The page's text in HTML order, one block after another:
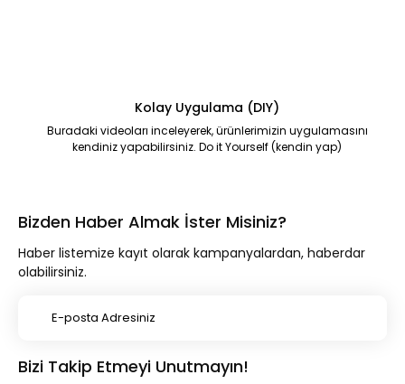
Kolay Uygulama (DIY)
Buradaki videoları inceleyerek, ürünlerimizin uygulamasını
kendiniz yapabilirsiniz. Do it Yourself (kendin yap)
Bizden Haber Almak İster Misiniz?
Haber listemize kayıt olarak kampanyalardan, haberdar
olabilirsiniz.
Bizi Takip Etmeyi Unutmayın!